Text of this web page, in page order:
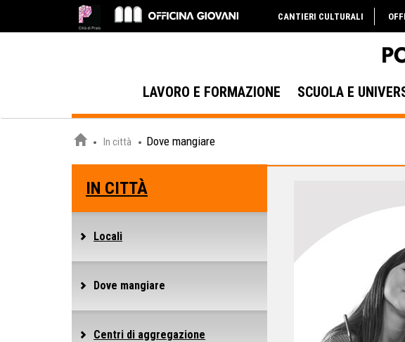
CANTIERI CULTURALI
LAVORO E FORMAZIONE SCUOLA E
In città Dove mangiare
IN CITTÀ
Locali
Dove mangiare
Centri di aggregazione